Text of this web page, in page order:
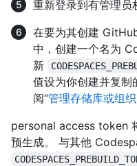
重新登录到有管理员
在要为其创建
中，创建一个名为
新
值设为你创建并复制
阅“管理存储库或组
personal access token
预生成。 与其他